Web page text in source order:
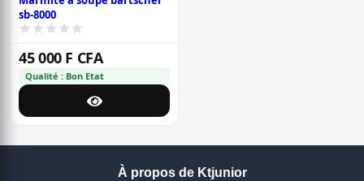
sb-8000
45 000 F CFA
Qualité : Bon Etat
À propos de Ktjunior